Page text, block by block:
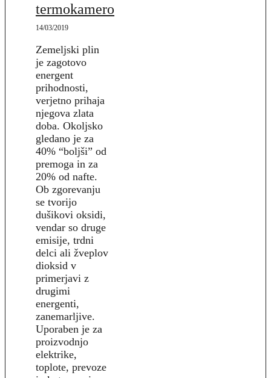
termokamero
14/03/2019
Zemeljski plin
je zagotovo
energent
prihodnosti,
verjetno prihaja
njegova zlata
doba. Okoljsko
gledano je za
40% “boljši” od
premoga in za
20% od nafte.
Ob zgorevanju
se tvorijo
dušikovi oksidi,
vendar so druge
emisije, trdni
delci ali žveplov
dioksid v
primerjavi z
drugimi
energenti,
zanemarljive.
Uporaben je za
proizvodnjo
elektrike,
toplote, prevoze